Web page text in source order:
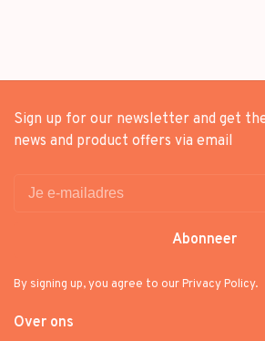
Sign up for our newsletter and get
news and product offers via email
Abonneer
By signing up, you agree to our Privacy Policy.
Over ons